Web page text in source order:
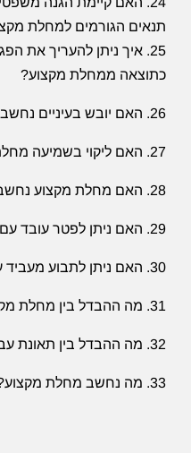
תנאים הגורמים למחלת
25. איך ניתן להעריך את
כתוצאה ממחלת מקצוע?
26. האם יובש בעיניים נחשבת מחלת מקצוע?
27. האם ליקוי בשמיעה מחלת מקצוע?
28. האם מחלת מקצוע נחשבת תאונת עבודה?
29. האם ניתן לפטר עובד עם מחלת מקצוע?
30. האם ניתן לתבוע מעביד על מחלת מקצוע?
31. מה ההבדל בין מחלת מקצוע לבין תביעת נכות?
32. מה ההבדל בין תאונת עבודה למחלת מקצוע?
33. מה נחשב מחלת מקצוע